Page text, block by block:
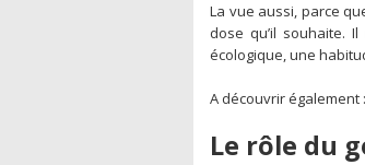
La vue aussi, parce
dose qu’il souhaite.
écologique, une
A découvrir également :
Le rôle du